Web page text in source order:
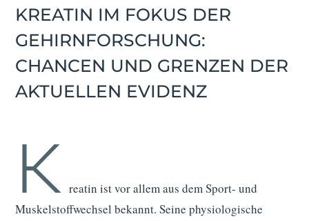
KREATIN IM FOKUS DER
GEHIRNFORSCHUNG:
CHANCEN UND GRENZEN DER
AKTUELLEN EVIDENZ
K reatin ist vor allem aus dem Sport- und
Muskelstoffwechsel bekannt. Seine physiologische